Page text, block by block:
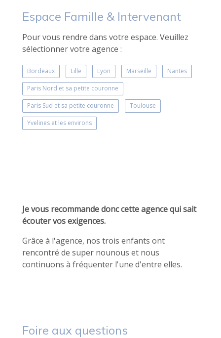
Espace Famille & Intervenant
Pour vous rendre dans votre espace. Veuillez
sélectionner votre agence :
Bordeaux Lille Lyon Marseille Nantes
Paris Nord et sa petite couronne
Paris Sud et sa petite couronne Toulouse
Yvelines et les environs
Je vous recommande donc cette agence qui sait
écouter vos exigences.
Grâce à l'agence, nos trois enfants ont
rencontré de super nounous et nous
continuons à fréquenter l'une d'entre elles.
Foire aux questions